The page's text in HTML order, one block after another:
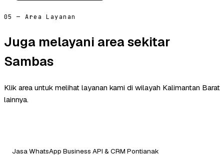
05 — Area Layanan
Juga melayani area sekitar
Sambas
Klik area untuk melihat layanan kami di wilayah Kalimantan Barat
lainnya.
Jasa WhatsApp Business API & CRM Pontianak